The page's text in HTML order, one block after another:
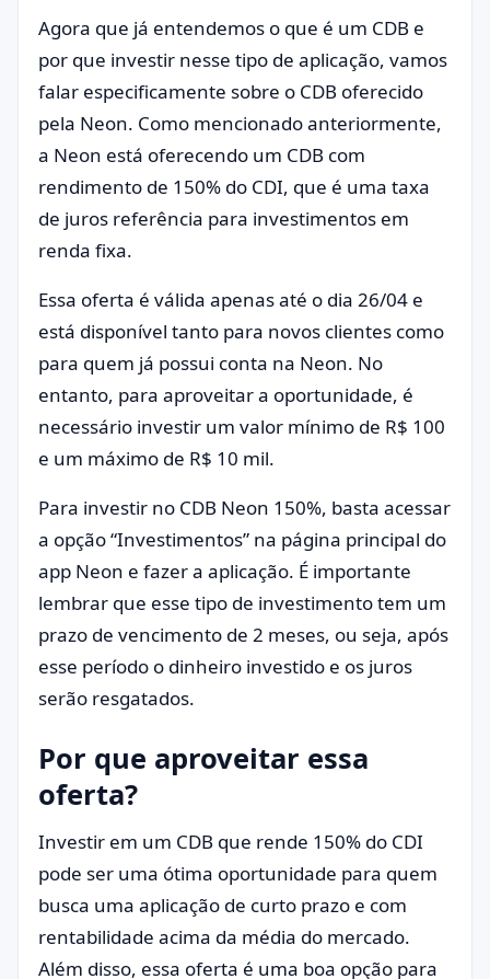
Agora que já entendemos o que é um CDB e
por que investir nesse tipo de aplicação, vamos
falar especificamente sobre o CDB oferecido
pela Neon. Como mencionado anteriormente,
a Neon está oferecendo um CDB com
rendimento de 150% do CDI, que é uma taxa
de juros referência para investimentos em
renda fixa.
Essa oferta é válida apenas até o dia 26/04 e
está disponível tanto para novos clientes como
para quem já possui conta na Neon. No
entanto, para aproveitar a oportunidade, é
necessário investir um valor mínimo de R$ 100
e um máximo de R$ 10 mil.
Para investir no CDB Neon 150%, basta acessar
a opção “Investimentos” na página principal do
app Neon e fazer a aplicação. É importante
lembrar que esse tipo de investimento tem um
prazo de vencimento de 2 meses, ou seja, após
esse período o dinheiro investido e os juros
serão resgatados.
Por que aproveitar essa
oferta?
Investir em um CDB que rende 150% do CDI
pode ser uma ótima oportunidade para quem
busca uma aplicação de curto prazo e com
rentabilidade acima da média do mercado.
Além disso, essa oferta é uma boa opção para